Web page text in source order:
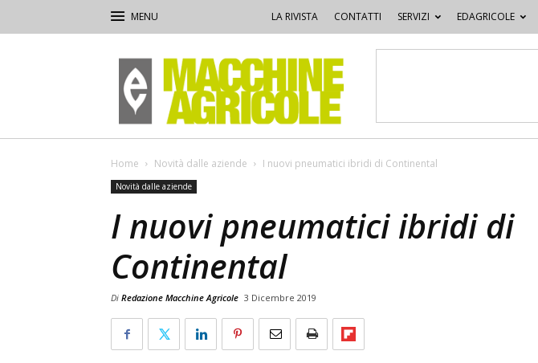
LA RIVISTA CONTATTI SERVIZI EDAGRICOLE
Macchine
Agricole
Home Novità dalle aziende I nuovi pneumatici ibridi di Continental
Novità dalle aziende
I nuovi pneumatici ibridi di
Continental
Di Redazione Macchine Agricole 3 Dicembre 2019